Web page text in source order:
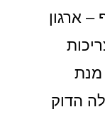
– ארגון
מנת
הדוק